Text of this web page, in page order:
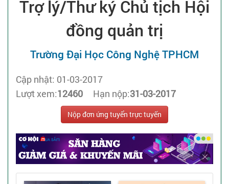
Trợ lý/Thư ký Chủ tịch Hội
đồng quản trị
Trường Đại Học Công Nghệ TPHCM
Cập nhật: 01-03-2017
Lượt xem:12460 Hạn nộp:31-03-2017
Nộp đơn ứng tuyển trực tuyến